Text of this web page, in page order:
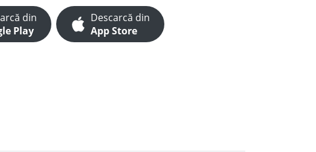
din
Play
Descarcă din
App Store